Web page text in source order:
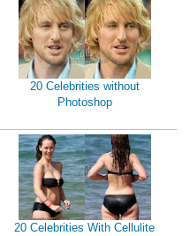
20 Celebrities without
Photoshop
20 Celebrities With Cellulite